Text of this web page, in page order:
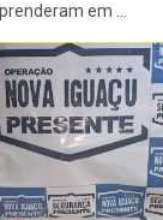
em ...